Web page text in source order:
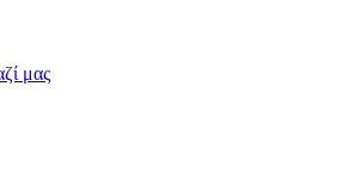
μας